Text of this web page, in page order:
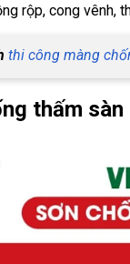
rộp, cong vênh,
thi công màng
thấm